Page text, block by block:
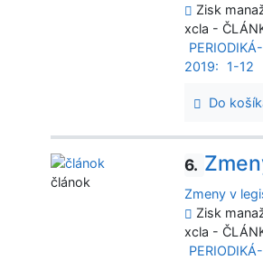
Zisk
xcla -
2019:
1-12
Do
6.
Zmeny v
Zisk
xcla -
článok